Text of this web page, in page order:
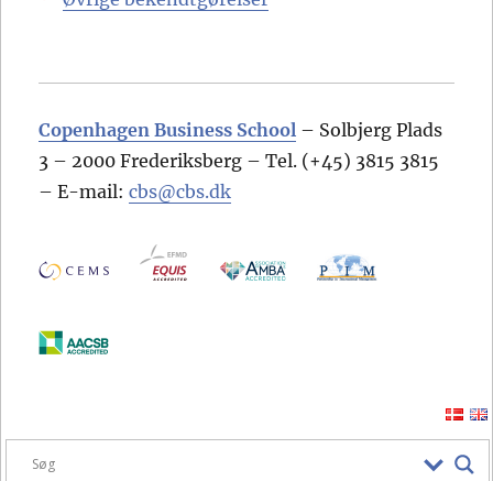
Copenhagen Business School – Solbjerg Plads
3 – 2000 Frederiksberg – Tel. (+45) 3815 3815
– E-mail:cbs@cbs.dk